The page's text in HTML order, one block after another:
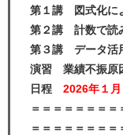
第１講 図式化に
第２講 計数で読
第３講 データ活
演習 業績不振原
日程 2026年１月
＝＝＝＝＝＝＝
＝＝＝＝＝＝＝＝